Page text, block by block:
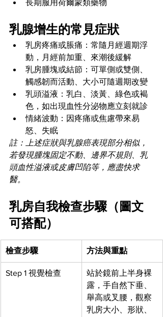
長期服用荷爾蒙類藥物
乳腺增生的常見症狀
乳房疼痛或脹痛：常隨月經週期浮
動，月經前加重、來潮後緩解
乳房腫塊或結節：可單側或雙側、
觸感韌而活動、大小可隨週期改變
乳頭溢液：乳白、淡黃、綠色或褐
色，如出現血性分泌物應立刻就診
情緒波動：因疼痛或焦慮帶來易
怒、失眠
註：上述症狀與乳腺癌表現部分相似，
若發現腫塊固定不動、邊界不規則、乳
頭血性溢液或皮膚凹陷等，應盡快求
醫。
乳房自我檢查步驟（圖文
可搭配）
檢查步驟 方法與重點
Step 1 視覺檢查
站於鏡前上半身裸
露，手自然下垂、
舉高或叉腰，觀察
乳房大小、形狀、